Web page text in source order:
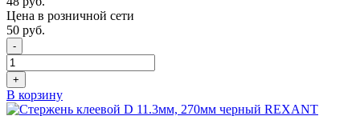
Цена в розничной сети
50 руб.
-
+
В корзину